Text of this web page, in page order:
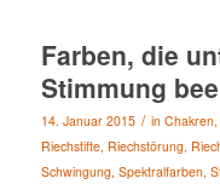
Farben, die
Stimmung
14. Januar 2015 / in Chakren,
Riechstifte, Riechstörung,
Schwingung, Spektralfarben,